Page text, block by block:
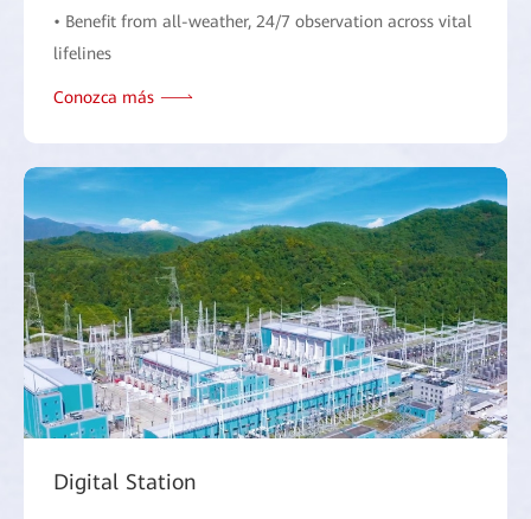
• Benefit from all-weather, 24/7 observation across vital
lifelines
Conozca más
Digital Station